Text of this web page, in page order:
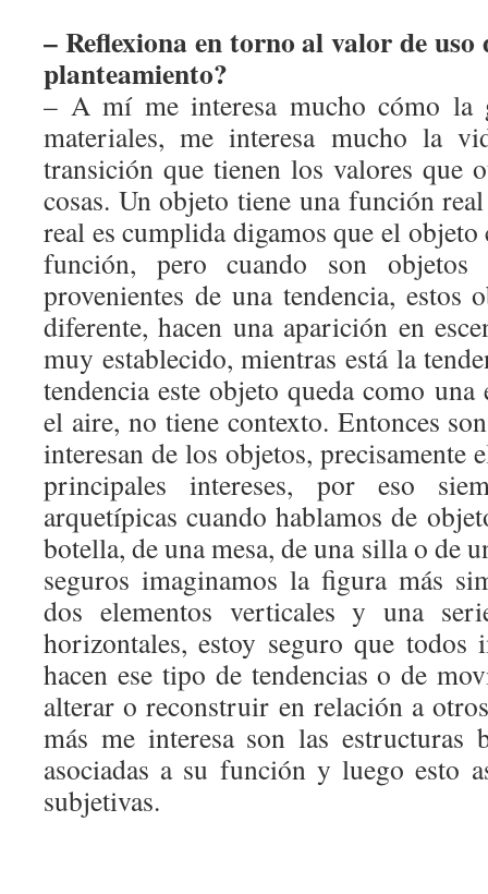
– Reflexiona en torno al valor de uso
planteamiento?
– A mí me interesa mucho cómo la
materiales, me interesa mucho la
transición que tienen los valores que
cosas. Un objeto tiene una función
real es cumplida digamos que el
función, pero cuando son objetos
provenientes de una tendencia, estos
diferente, hacen una aparición en
muy establecido, mientras está la
tendencia este objeto queda como
el aire, no tiene contexto. Entonces
interesan de los objetos, precisamente
principales intereses, por eso
arquetípicas cuando hablamos de
botella, de una mesa, de una silla o de
seguros imaginamos la figura más
dos elementos verticales y una
horizontales, estoy seguro que
hacen ese tipo de tendencias o de
alterar o reconstruir en relación a
más me interesa son las estructuras
asociadas a su función y luego esto
subjetivas.